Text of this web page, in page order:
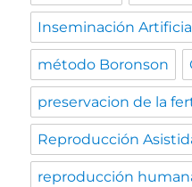
Inseminación
método Boronson
preservacion de la
Reproducción
reproducción